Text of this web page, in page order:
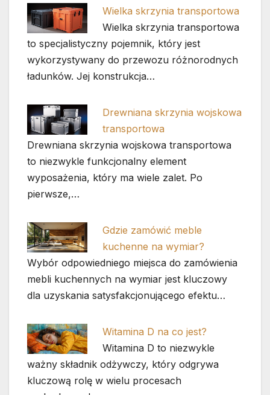
Wielka skrzynia transportowa
Wielka skrzynia transportowa
to specjalistyczny pojemnik, który jest
wykorzystywany do przewozu różnorodnych
ładunków. Jej konstrukcja…
Drewniana skrzynia wojskowa
transportowa
Drewniana skrzynia wojskowa transportowa
to niezwykle funkcjonalny element
wyposażenia, który ma wiele zalet. Po
pierwsze,…
Gdzie zamówić meble
kuchenne na wymiar?
Wybór odpowiedniego miejsca do zamówienia
mebli kuchennych na wymiar jest kluczowy
dla uzyskania satysfakcjonującego efektu…
Witamina D na co jest?
Witamina D to niezwykle
ważny składnik odżywczy, który odgrywa
kluczową rolę w wielu procesach